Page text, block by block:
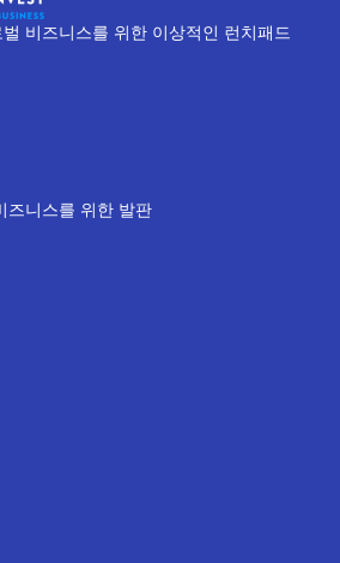
비즈니스를 위한 이상적인 런치패드
즈니스를 위한 발판